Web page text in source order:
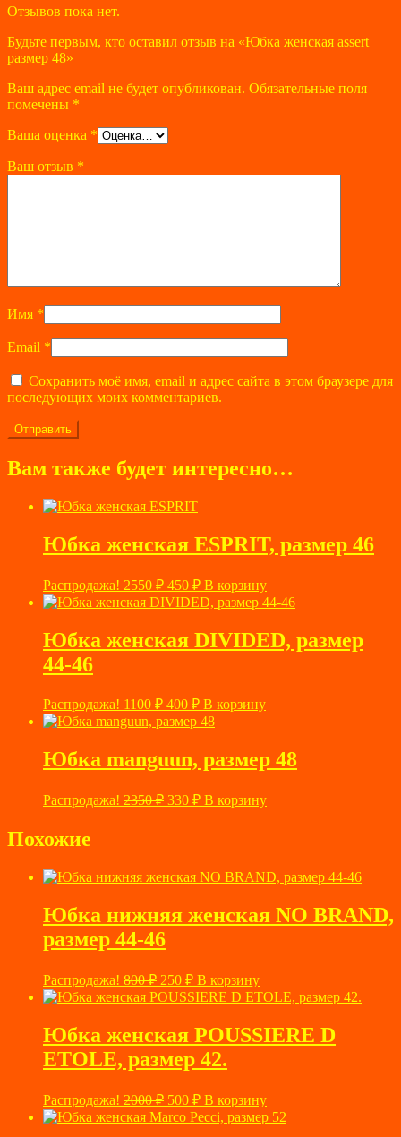
Отзывов пока нет.
Будьте первым, кто оставил отзыв на «Юбка женская assert
размер 48»
Ваш адрес email не будет опубликован. Обязательные поля
помечены *
Ваша оценка *
Ваш отзыв *
Имя *
Email *
Сохранить моё имя, email и адрес сайта в этом браузере для
последующих моих комментариев.
Вам также будет интересно…
Юбка женская ESPRIT, размер 46
Распродажа! 2550₽ Первоначальная
цена
составляла
2550 ₽.
450 ₽Текущая
цена:
В корзину
Юбка женская DIVIDED, размер
44-46
Распродажа! 1100₽ Первоначальная
цена
составляла
400 ₽Текущая
цена:
В корзину
Юбка manguun, размер 48
Распродажа! 2350₽ Первоначальная
330 ₽Текущая
цена:
В корзину
Похожие
Юбка нижняя женская NO BRAND,
размер 44-46
Распродажа! 800₽ Первоначальная
цена
составляла
800 ₽.
250 ₽Текущая
цена:
В корзину
Юбка женская POUSSIERE D
ETOLE, размер 42.
Распродажа! 2000₽ Первоначальная
цена
составляла
500 ₽Текущая
цена:
В корзину